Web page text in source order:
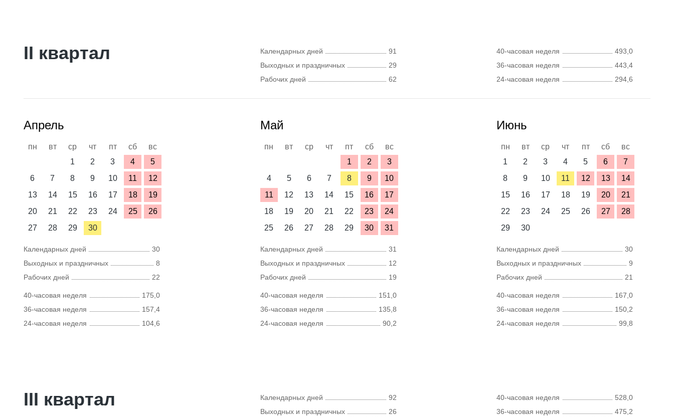
II квартал Календарных дней
91
Выходных и праздничных
29
Рабочих дней
62
40-часовая неделя
493,0
36-часовая неделя
443,4
24-часовая неделя
294,6
Апрель
пн вт ср чт пт сб
вс
1
2 3 4
5
6
7 8 9 10 11
12
13
14 15 16 17 18
19
20
21 22 23 24 25
26
27
28 29 30
Календарных дней
30
Выходных и праздничных
8
Рабочих дней
22
40-часовая неделя
175,0
36-часовая неделя
157,4
24-часовая неделя
104,6
Май
пн вт ср чт пт сб
вс
1
2
3
4
5 6 7 8 9
10
11
12 13 14 15 16
17
18
19 20 21 22 23
24
25
26 27 28 29 30 31
Календарных дней
31
Выходных и праздничных
12
Рабочих дней
19
40-часовая неделя
151,0
36-часовая неделя
135,8
24-часовая неделя
90,2
Июнь
пн вт ср чт пт сб
вс
1
2 3 4 5 6
7
8
9 10 11 12 13
14
15
16 17 18 19 20
21
22
23 24 25 26 27
28
29
30
Календарных дней
30
Выходных и праздничных
9
Рабочих дней
21
40-часовая неделя
167,0
36-часовая неделя
150,2
24-часовая неделя
99,8
III квартал Календарных дней
92
Выходных и праздничных
26
40-часовая неделя
528,0
36-часовая неделя
475,2